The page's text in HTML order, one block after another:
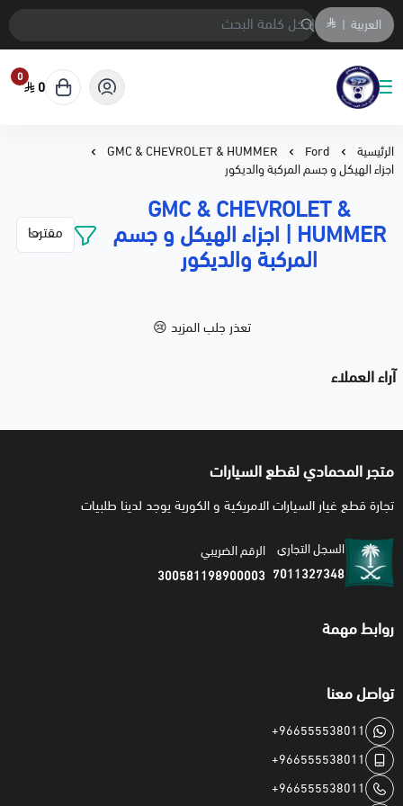
العربية |
متجر المحمادي لقطع السيارات
0
0
الرئيسية Ford
GMC & CHEVROLET & HUMMER
اجزاء الهيكل و جسم المركبة والديكور
GMC & CHEVROLET &
HUMMER | اجزاء الهيكل و جسم
المركبة والديكور
تعذر جلب المزيد 😢
آراء العملاء
متجر المحمادي لقطع السيارات
تجارة قطع غيار السيارات الامريكية و الكورية يوجد لدينا طلبيات
السجل التجاري
7011327348
الرقم الضريبي
300581198900003
روابط مهمة
تواصل معنا
+966555538011
+966555538011
+966555538011